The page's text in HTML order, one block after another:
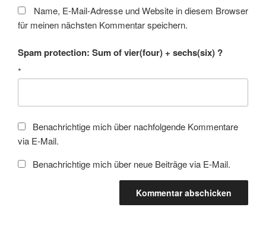
Name, E-Mail-Adresse und Website in diesem Browser
für meinen nächsten Kommentar speichern.
Spam protection: Sum of vier(four) + sechs(six) ?
*
Benachrichtige mich über nachfolgende Kommentare
via E-Mail.
Benachrichtige mich über neue Beiträge via E-Mail.